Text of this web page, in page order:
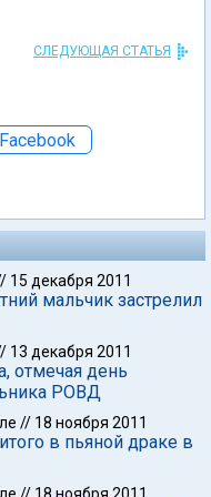
СЛЕДУЮЩАЯ СТАТЬЯ
Facebook
15 декабря 2011
мальчик застрелил
13 декабря 2011
отмечая день
РОВД
// 18 ноября 2011
в пьяной драке в